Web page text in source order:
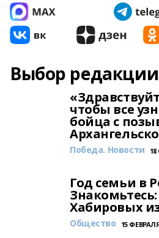
Выбор редакции
чтобы все
бойца с
Победа. Новости
Год семьи в
Хабировых
Общество 15